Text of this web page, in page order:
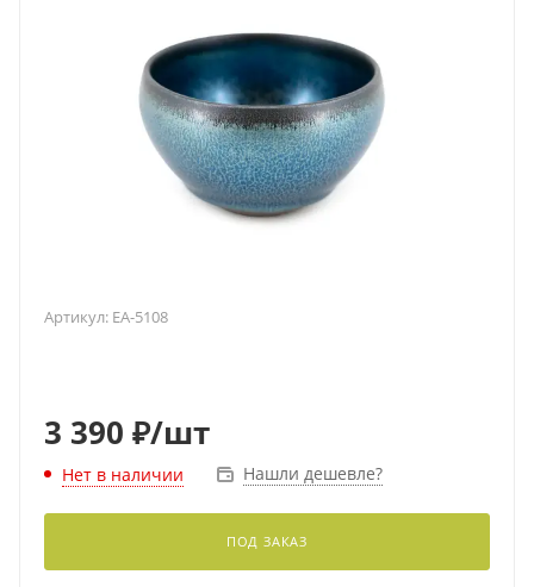
Артикул: EA-5108
3 390 ₽/шт
Нет в наличии Нашли дешевле?
ПОД ЗАКАЗ